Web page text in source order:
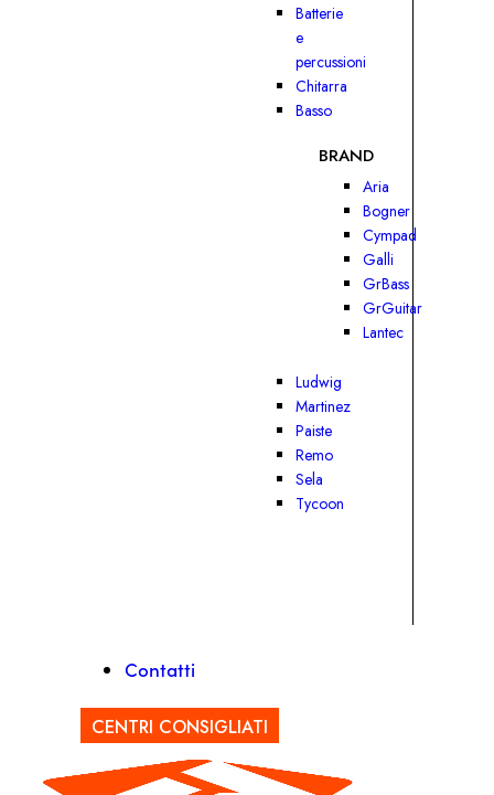
Batterie
e
percussioni
Chitarra
Basso
BRAND
Aria
Bogner
Cympad
Galli
GrBass
GrGuitar
Lantec
Ludwig
Martinez
Paiste
Remo
Sela
Tycoon
Contatti
CENTRI CONSIGLIATI